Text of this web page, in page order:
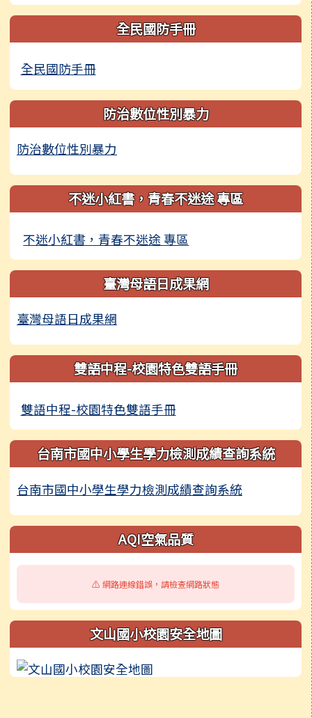
全民國防手冊
全民國防手冊
防治數位性別暴力
防治數位性別暴力
不迷小紅書，青春不迷途 專區
不迷小紅書，青春不迷途 專區
臺灣母語日成果網
臺灣母語日成果網
雙語中程-校園特色雙語手冊
雙語中程-校園特色雙語手冊
台南市國中小學生學力檢測成績查詢系統
台南市國中小學生學力檢測成績查詢系統
AQI空氣品質
⚠️ 網路連線錯誤，請檢查網路狀態
文山國小校園安全地圖